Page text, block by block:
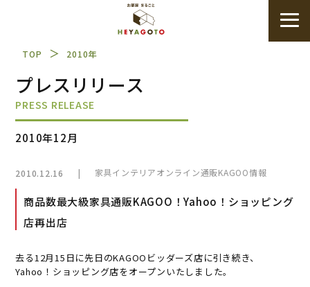
TOP ＞ 2010年
プレスリリース
PRESS RELEASE
2010年12月
2010.12.16 | 家具インテリアオンライン通販KAGOO情報
商品数最大級家具通販KAGOO！Yahoo！ショッピング
店再出店
去る12月15日に先日のKAGOOビッダーズ店に引き続き、
Yahoo！ショッピング店をオープンいたしました。